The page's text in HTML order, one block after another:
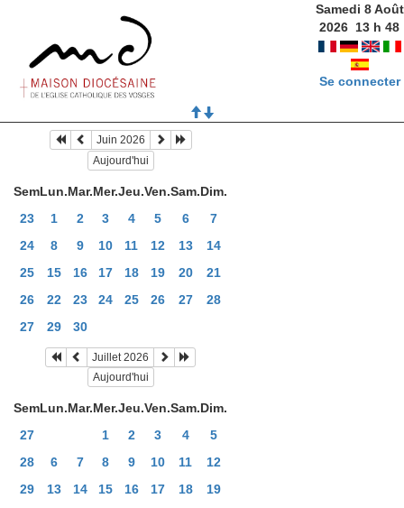
Samedi 8 Août
2026 13 h48
Se connecter
Juin 2026
Aujourd'hui
SemLun.Mar.Mer.Jeu.Ven.Sam.Dim.
23
1 2 3 4 5 6
7
24
8 9 10 11 12 13
14
25
15 16 17 18 19 20
21
26
22 23 24 25 26 27
28
27
29 30
Juillet 2026
Aujourd'hui
SemLun.Mar.Mer.Jeu.Ven.Sam.Dim.
27
1 2 3 4
5
28
6 7 8 9 10 11
12
29
13 14 15 16 17 18
19